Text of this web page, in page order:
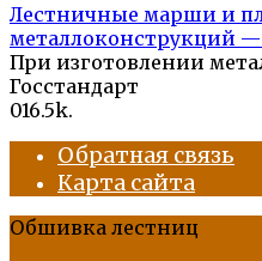
Лестничные марши и
металлоконструкций
При изготовлении
Госстандарт
016.5k.
Обратная связь
Карта сайта
Обшивка лестниц